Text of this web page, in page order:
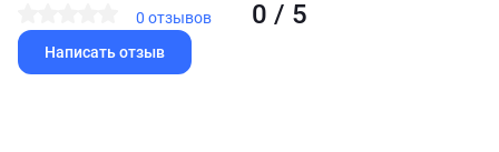
0 / 5
0 отзывов
Написать отзыв